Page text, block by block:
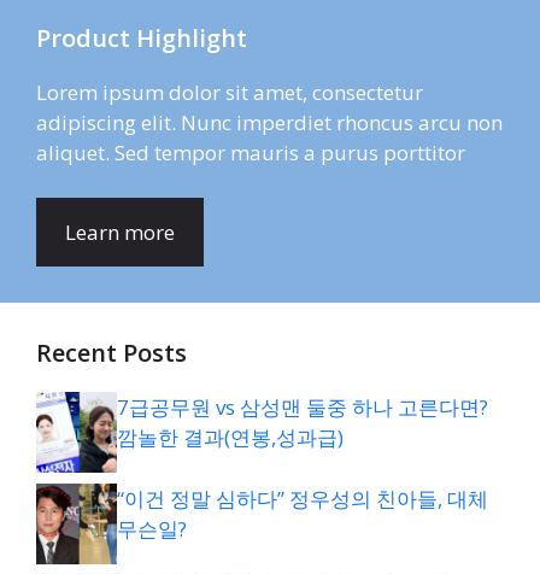
Product Highlight
Lorem ipsum dolor sit amet, consectetur
adipiscing elit. Nunc imperdiet rhoncus arcu non
aliquet. Sed tempor mauris a purus porttitor
Learn more
Recent Posts
7급공무원 vs 삼성맨 둘중 하나 고른다면?
깜놀한 결과(연봉,성과급)
“이건 정말 심하다” 정우성의 친아들, 대체
무슨일?